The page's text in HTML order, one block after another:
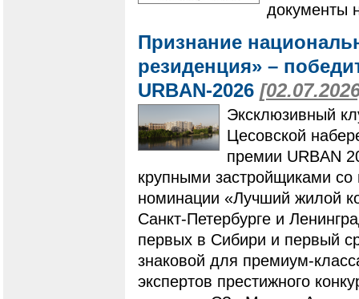
документы
Признание
резиденция» –
URBAN-2026
Эксклюзивный
Цесовской
премии URBAN
крупными застройщиками
номинации «Лучший жилой
Санкт-Петербурге и
первых в Сибири и первый
знаковой для премиум-
экспертов престижного